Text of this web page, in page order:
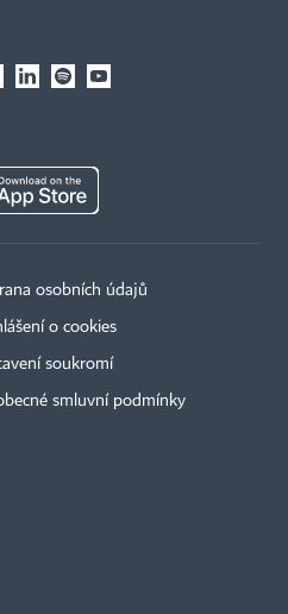
osobních údajů
o cookies
soukromí
smluvní podmínky